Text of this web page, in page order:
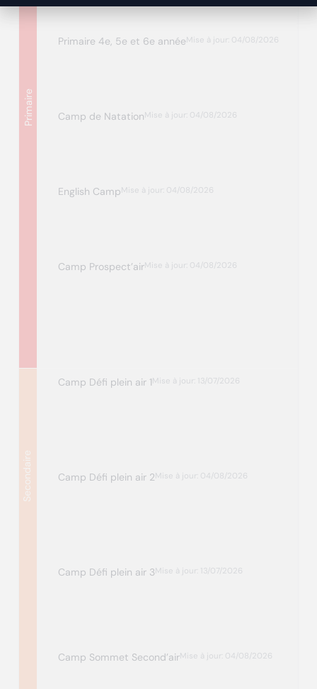
Primaire
Primaire 4e, 5e et 6e annéeMise à jour: 04/08/2026
Camp de NatationMise à jour: 04/08/2026
English CampMise à jour: 04/08/2026
Camp Prospect’airMise à jour: 04/08/2026
Secondaire
Camp Défi plein air 1Mise à jour: 13/07/2026
Camp Défi plein air 2Mise à jour: 04/08/2026
Camp Défi plein air 3Mise à jour: 13/07/2026
Camp Sommet Second’airMise à jour: 04/08/2026